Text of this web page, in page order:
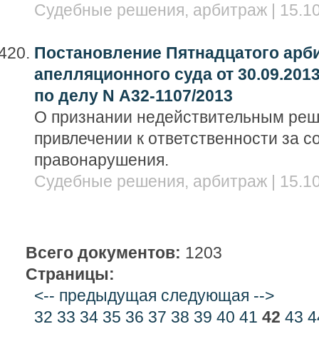
Судебные решения, арбитраж |
Постановление Пятнадцатого
апелляционного суда от
по делу N А32-1107/2013
О признании недействительным
привлечении к ответственности за
правонарушения.
Судебные решения, арбитраж |
Всего документов: 1203
Страницы:
<-- предыдущая следующая -->
32 33 34 35 36 37 38 39 40 41 42 43